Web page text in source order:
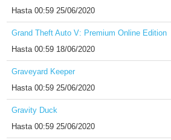
Hasta00:59 25/06/2020
Grand Theft Auto V: Premium Online Edition
Hasta00:59 18/06/2020
Graveyard Keeper
Hasta00:59 25/06/2020
Gravity Duck
Hasta00:59 25/06/2020